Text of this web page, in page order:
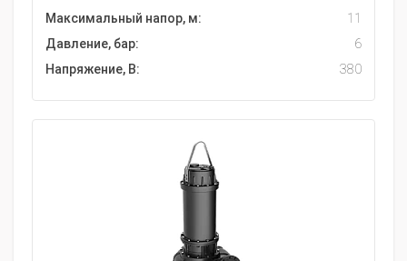
Максимальный напор, м:
11
Давление, бар:
6
Напряжение, В:
380